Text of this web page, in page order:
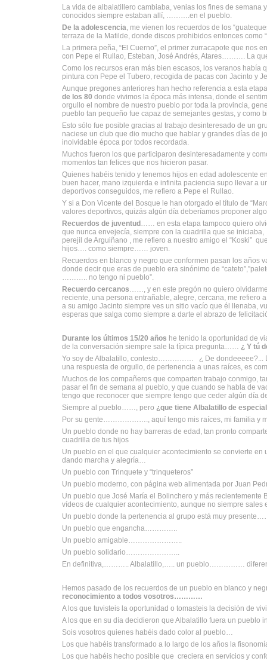
La vida de albalatillero cambiaba, venias los fines de
conocidos siempre estaban allí, ……….en el pueblo.
De la adolescencia , me vienen los recuerdos de los
terraza de la Matilde, donde discos prohibidos entonces
La primera peña, “El Cuerno”, el primer zurracapote que nos
con Pepe el Rullao, Esteban, José Andrés, Atares………. La
Como los recursos eran más bien escasos, los veranos
pintura con Pepe el Tubero, recogida de pacas con Jacinto y
Aunque pregones anteriores han hecho referencia a esta
de los 80 donde vivimos la época más intensa, donde el
orgullo el nombre de nuestro pueblo por toda la provincia,
pueblo tan pequeño fue capaz de semejantes gestas, y como
Esto sólo fue posible gracias al trabajo desinteresado de un
naciese un club que dio mucho que hablar y grandes días
inolvidable época por todos recordada.
Muchos fueron los que participaron desinteresadamente y
momentos tan felices que nos hicieron pasar.
Quienes habéis tenido y tenemos hijos en edad adolescente
buen hacer, mano izquierda e infinita paciencia supo llevar a
deportivos conseguidos, me refiero a Pepe el Rullao.
Y si a Don Vicente del Bosque le han otorgado el título de
valores deportivos, quizás algún día deberíamos proponer
Recuerdos de juventud …… en esta etapa tampoco quiero
que nunca envejecía, siempre con la cuadrilla que se
perejil de Arguiñano , me refiero a nuestro amigo el “Koski”
hijos…. como siempre…… joven.
Recuerdos en blanco y negro que conformen pasan los años
donde decir que eras de pueblo era sinónimo de
……….. no tengo ni pueblo”.
Recuerdo cercanos ……, y en este pregón no quiero
reciente, una persona entrañable, alegre, cercana, me refiero
a su amigo Jacinto siempre ves un sitio vacío que él llenaba,
esperas que salga como siempre a darte el abrazo de
Durante los últimos 15/20 años he tenido la oportunidad de
de la conversación siempre sale la típica pregunta…… ¿ Y tú
Yo soy de Albalatillo, contesto…………… ¿ De dondeeeee?...
una respuesta de orgullo, de pertenencia a unas raíces, es
Muchos de los compañeros que comparten trabajo conmigo,
pasar el fin de semana al pueblo, y que cuando se habla de
tengo que reconocer que siempre tengo que ceder algún día
Siempre al pueblo……, pero ¿que tiene Albalatillo de
Por su gente………………., aquí tengo mis raíces, mi familia y
Un pueblo donde no hay barreras de edad, tan pronto
cuadrilla de tus hijos
Un pueblo en el que cualquier acontecimiento se convierte
dando marcha y alegría…
Un pueblo con Trinquete y “trinqueteros”
Un pueblo moderno, con página web alimentada por Juan
Un pueblo que José María el Bolinchero y más recientemente
vídeos de cualquier acontecimiento, aunque no siempre
Un pueblo donde la pertenencia al grupo está muy
Un pueblo que engancha…………..
Un pueblo amigable…………………..
Un pueblo solidario…………………..
En definitiva,……….. Albalatillo,….. un pueblo……………
Hemos pasado de los recuerdos de un pueblo en blanco y
reconocimiento a todos vosotros…………
A los que tuvisteis la oportunidad o tomasteis la decisión de
A los que en su día decidieron que Albalatillo fuera un
Sois vosotros quienes habéis dado color al pueblo…
Los que habéis transformado a lo largo de los años la
Los que habéis hecho posible que creciera en servicios y